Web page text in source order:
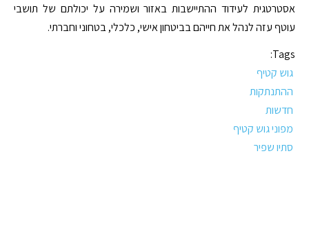
אסטרטגית לעידוד ההתיישבות באזור ושמירה על יכולתם של תושבי
עוטף עזה לנהל את חייהם בביטחון אישי, כלכלי, בטחוני וחברתי.
Tags:
גוש קטיף
ההתנתקות
חדשות
מפוני גוש קטיף
סתיו שפיר